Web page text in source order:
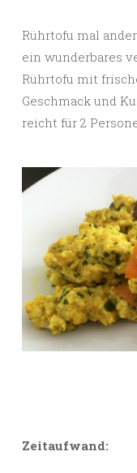
Rührtofu mal
ein wunderbares
Rührtofu mit
Geschmack und
reicht für 2
Zeitaufwand: